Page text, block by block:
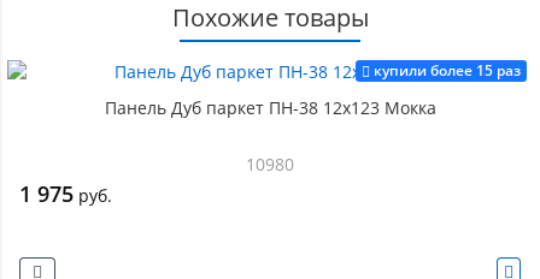
Похожие товары
купили более 15 раз
Панель Дуб паркет ПН-38 12х123 Мокка
10980
1 975 руб.